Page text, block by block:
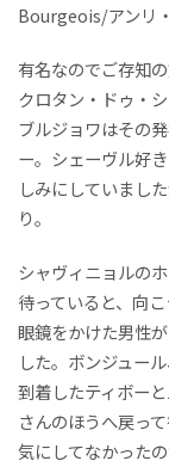
Bourgeois/アンリ
有名なのでご存知
クロタン・ドゥ・
ブルジョワはその
ー。シェーヴル好
しみにしていまし
り。
シャヴィニョルの
待っていると、向
眼鏡をかけた男性
した。ボンジュー
到着したティボー
さんのほうへ戻っ
気にしてなかった